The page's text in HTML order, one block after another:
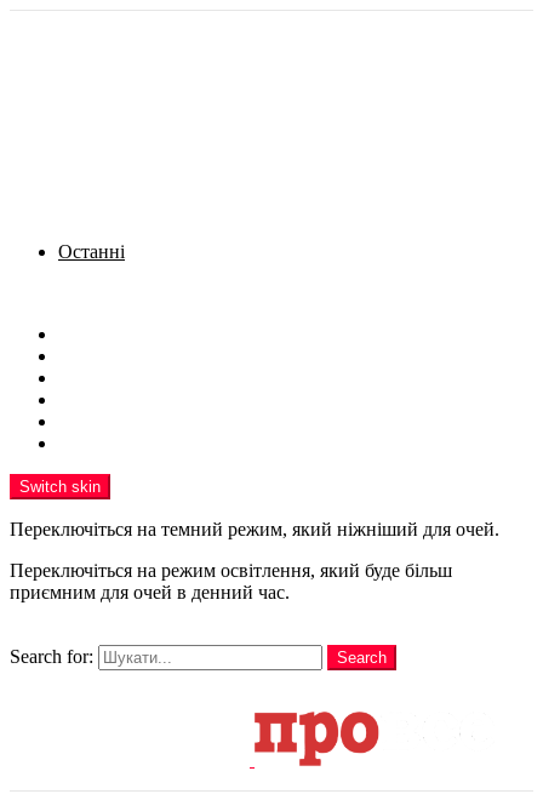
Останні
Switch skin
Переключіться на темний режим, який ніжніший для очей.
Переключіться на режим освітлення, який буде більш
приємним для очей в денний час.
Search for:
Search